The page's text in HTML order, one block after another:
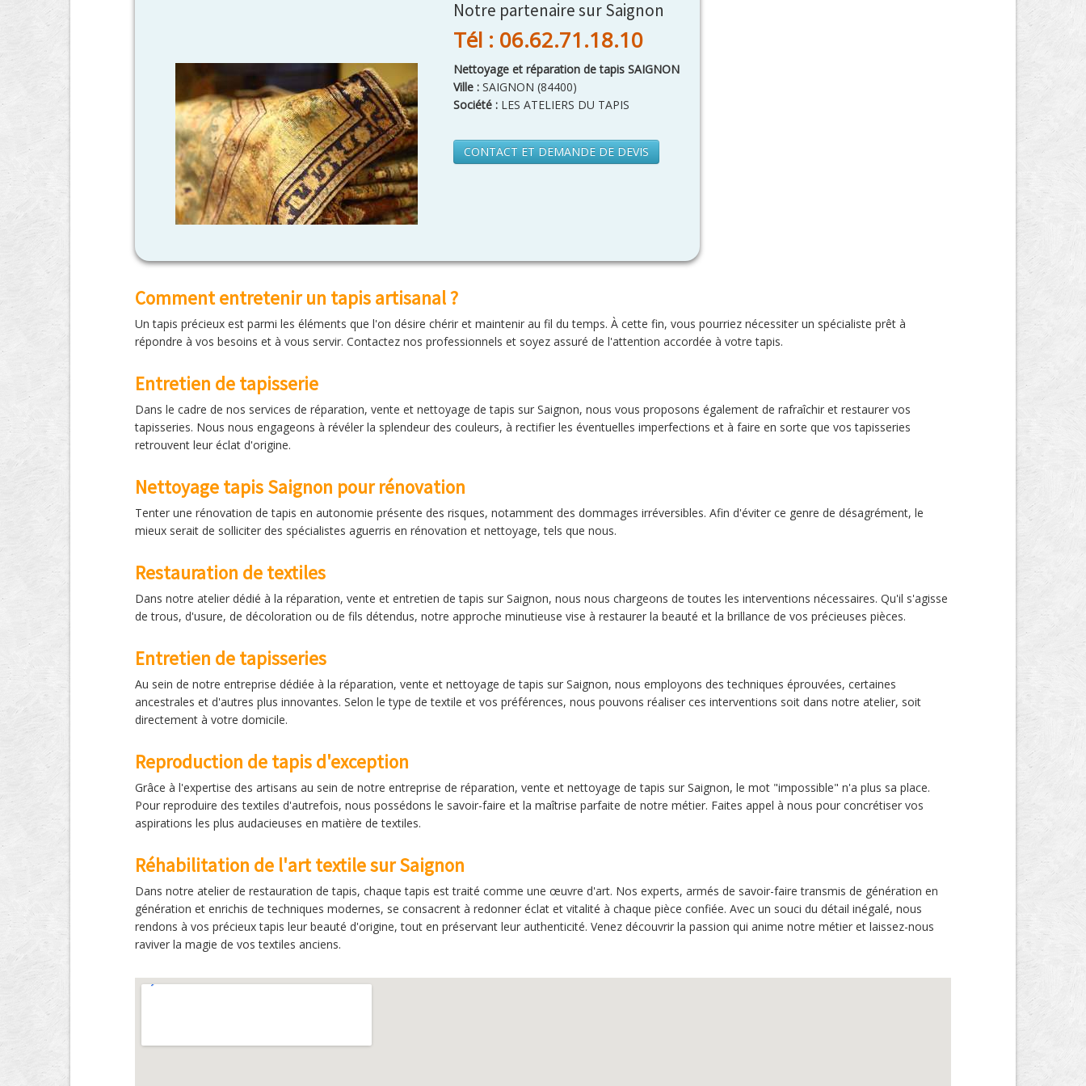
Notre partenaire sur Saignon
Tél : 06.62.71.18.10
Nettoyage et réparation de tapis SAIGNON
Ville : SAIGNON (84400)
Société : LES ATELIERS DU TAPIS
CONTACT ET DEMANDE DE DEVIS
Comment entretenir un tapis artisanal ?
Un tapis précieux est parmi les éléments que l'on désire chérir et maintenir au fil du temps. À cette fin, vous pourriez nécessiter un spécialiste prêt à
répondre à vos besoins et à vous servir. Contactez nos professionnels et soyez assuré de l'attention accordée à votre tapis.
Entretien de tapisserie
Dans le cadre de nos services de réparation, vente et nettoyage de tapis sur Saignon, nous vous proposons également de rafraîchir et restaurer vos
tapisseries. Nous nous engageons à révéler la splendeur des couleurs, à rectifier les éventuelles imperfections et à faire en sorte que vos tapisseries
retrouvent leur éclat d'origine.
Nettoyage tapis Saignon pour rénovation
Tenter une rénovation de tapis en autonomie présente des risques, notamment des dommages irréversibles. Afin d'éviter ce genre de désagrément, le
mieux serait de solliciter des spécialistes aguerris en rénovation et nettoyage, tels que nous.
Restauration de textiles
Dans notre atelier dédié à la réparation, vente et entretien de tapis sur Saignon, nous nous chargeons de toutes les interventions nécessaires. Qu'il s'agisse
de trous, d'usure, de décoloration ou de fils détendus, notre approche minutieuse vise à restaurer la beauté et la brillance de vos précieuses pièces.
Entretien de tapisseries
Au sein de notre entreprise dédiée à la réparation, vente et nettoyage de tapis sur Saignon, nous employons des techniques éprouvées, certaines
ancestrales et d'autres plus innovantes. Selon le type de textile et vos préférences, nous pouvons réaliser ces interventions soit dans notre atelier, soit
directement à votre domicile.
Reproduction de tapis d'exception
Grâce à l'expertise des artisans au sein de notre entreprise de réparation, vente et nettoyage de tapis sur Saignon, le mot "impossible" n'a plus sa place.
Pour reproduire des textiles d'autrefois, nous possédons le savoir-faire et la maîtrise parfaite de notre métier. Faites appel à nous pour concrétiser vos
aspirations les plus audacieuses en matière de textiles.
Réhabilitation de l'art textile sur Saignon
Dans notre atelier de restauration de tapis, chaque tapis est traité comme une œuvre d'art. Nos experts, armés de savoir-faire transmis de génération en
génération et enrichis de techniques modernes, se consacrent à redonner éclat et vitalité à chaque pièce confiée. Avec un souci du détail inégalé, nous
rendons à vos précieux tapis leur beauté d'origine, tout en préservant leur authenticité. Venez découvrir la passion qui anime notre métier et laissez-nous
raviver la magie de vos textiles anciens.